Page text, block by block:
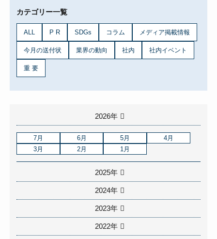
カテゴリー一覧
ALL P R SDGs コラム メディア掲載情報
今月の送付状 業界の動向 社内 社内イベント
重 要
2026年
7月 6月 5月
4月
3月
2月 1月
2025年
2024年
2023年
2022年